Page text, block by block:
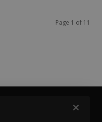
Page 1 of 11
✕